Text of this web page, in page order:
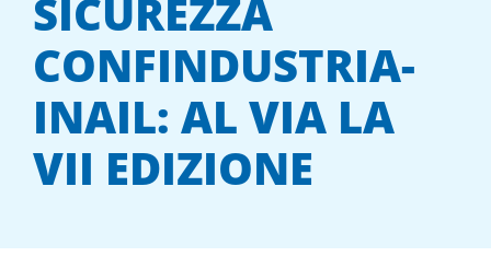
SICUREZZA
CONFINDUSTRIA-
INAIL: AL VIA LA
VII EDIZIONE